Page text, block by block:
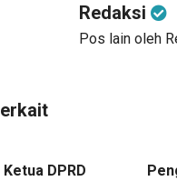
Redaksi
Pos lain oleh
DPRD